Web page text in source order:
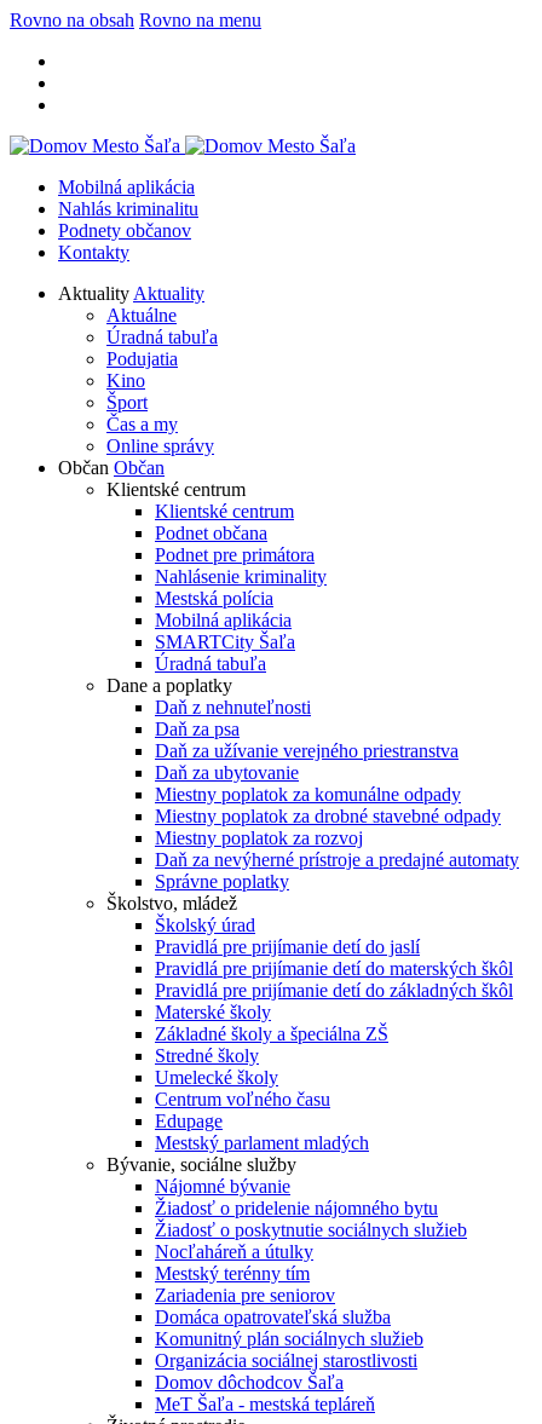
Rovno na obsah Rovno na menu
Mobilná aplikácia
Nahlás kriminalitu
Podnety občanov
Kontakty
Aktuality Aktuality
Aktuálne
Úradná tabuľa
Podujatia
Kino
Šport
Čas a my
Online správy
Občan Občan
Klientské centrum
Klientské centrum
Podnet občana
Podnet pre primátora
Nahlásenie kriminality
Mestská polícia
Mobilná aplikácia
SMARTCity Šaľa
Úradná tabuľa
Dane a poplatky
Daň z nehnuteľnosti
Daň za psa
Daň za užívanie verejného priestranstva
Daň za ubytovanie
Miestny poplatok za komunálne odpady
Miestny poplatok za drobné stavebné odpady
Miestny poplatok za rozvoj
Daň za nevýherné prístroje a predajné automaty
Správne poplatky
Školstvo, mládež
Školský úrad
Pravidlá pre prijímanie detí do jaslí
Pravidlá pre prijímanie detí do materských škôl
Pravidlá pre prijímanie detí do základných škôl
Materské školy
Základné školy a špeciálna ZŠ
Stredné školy
Umelecké školy
Centrum voľného času
Edupage
Mestský parlament mladých
Bývanie, sociálne služby
Nájomné bývanie
Žiadosť o pridelenie nájomného bytu
Žiadosť o poskytnutie sociálnych služieb
Nocľaháreň a útulky
Mestský terénny tím
Zariadenia pre seniorov
Domáca opatrovateľská služba
Komunitný plán sociálnych služieb
Organizácia sociálnej starostlivosti
Domov dôchodcov Šaľa
MeT Šaľa - mestská tepláreň